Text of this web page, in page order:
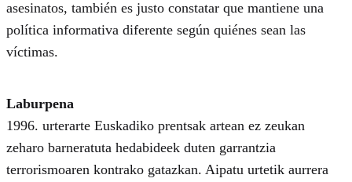
asesinatos, también es justo constatar que mantiene una
política informativa diferente según quiénes sean las
víctimas.
Laburpena
1996. urterarte Euskadiko prentsak artean ez zeukan
zeharo barneratuta hedabideek duten garrantzia
terrorismoaren kontrako gatazkan. Aipatu urtetik aurrera